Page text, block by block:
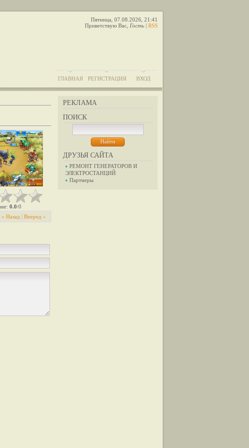
Пятница, 07.08.2026, 21:41
Приветствую Вас Гость | RSS
ГЛАВНАЯ РЕГИСТРАЦИЯ ВХОД
РЕКЛАМА
ПОИСК
ДРУЗЬЯ САЙТА
РЕМОНТ ГЕНЕРАТОРОВ И
ЭЛЕКТРОСТАНЦИЙ
Партнеры
: 0.0/0
« Назад | Вперед »